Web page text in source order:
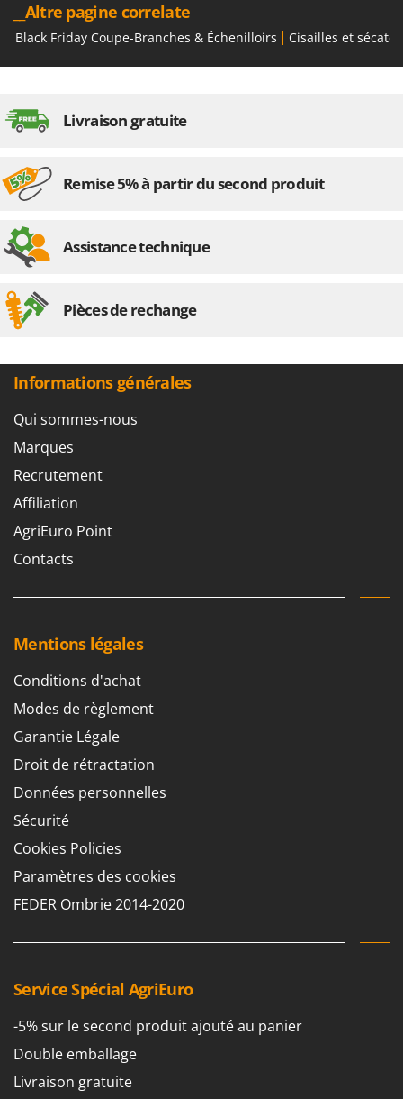
Oriental Koshin
Outdoorchef
Palumbo Pavi
Paterlini
Prismafood
R
R.G.V.
Redback
Resto Italia
Ribimex
Ripartrak
Ritter
River Systems
Rover Pompe
Ryobi
S
S.T.P.
Santos
Sbaraglia
Schnitzer
Seven Italy
Shark
Silky
Simatech
Smartwood
Snapper
Solidur
Spice Electronics
__Altre pagine correlate
Black Friday Coupe-Branches & Échenilloirs Cisailles et
Livraison gratuite
Remise 5% à partir du second produit
Assistance technique
Pièces de rechange
Informations générales
Qui sommes-nous
Marques
Recrutement
Affiliation
AgriEuro Point
Contacts
Mentions légales
Conditions d'achat
Modes de règlement
Garantie Légale
Droit de rétractation
Données personnelles
Sécurité
Cookies Policies
Paramètres des cookies
FEDER Ombrie 2014-2020
Service Spécial AgriEuro
-5% sur le second produit ajouté au panier
Double emballage
Livraison gratuite